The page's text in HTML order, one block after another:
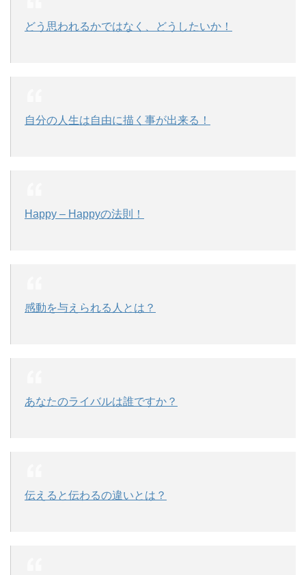
どう思われるかではなく、どうしたいか！
自分の人生は自由に描く事が出来る！
Happy – Happyの法則！
感動を与えられる人とは？
あなたのライバルは誰ですか？
伝えると伝わるの違いとは？